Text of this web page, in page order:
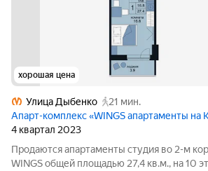
хорошая цена
Улица Дыбенко
21 мин.
Апарт-комплекс «WINGS апартаменты на
4 квартал 2023
Продаются апартаменты студия во 2-м
WINGS общей площадью 27,4 кв.м., на 10